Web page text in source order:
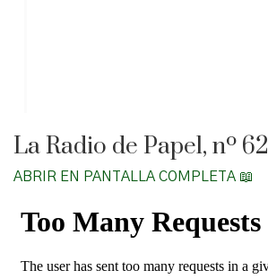
La Radio de Papel, nº 62
ABRIR EN PANTALLA COMPLETA 📖